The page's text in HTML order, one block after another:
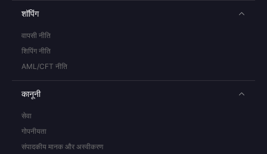
शॉपिंग
वापसी नीति
शिपिंग नीति
AML/CFT नीति
कानूनी
सेवा
गोपनीयता
संपादकीय मानक और अस्वीकरण